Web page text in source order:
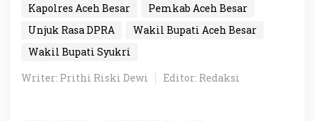
Kapolres Aceh Besar
Pemkab Aceh Besar
Unjuk Rasa DPRA
Wakil Bupati Aceh Besar
Wakil Bupati Syukri
Writer: Prithi Riski Dewi
Editor: Redaksi